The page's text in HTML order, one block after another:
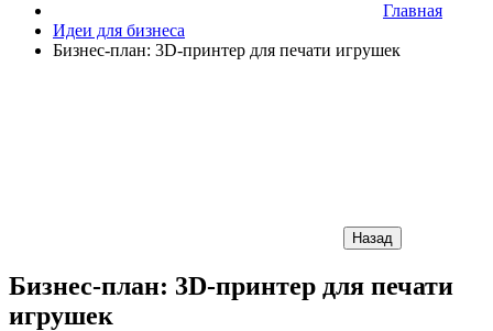
Главная
Идеи для бизнеса
Бизнес-план: 3D-принтер для печати игрушек
Назад
Бизнес-план: 3D-принтер для печати
игрушек